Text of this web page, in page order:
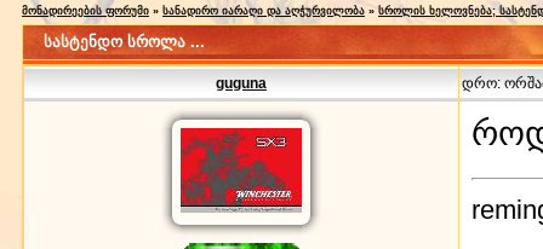
მონადირეების ფორუმი » სანადირო იარაღი და აღჭურვილობა » სროლის ხელოვნება;
სასტენდო სროლა ...
guguna დრო: